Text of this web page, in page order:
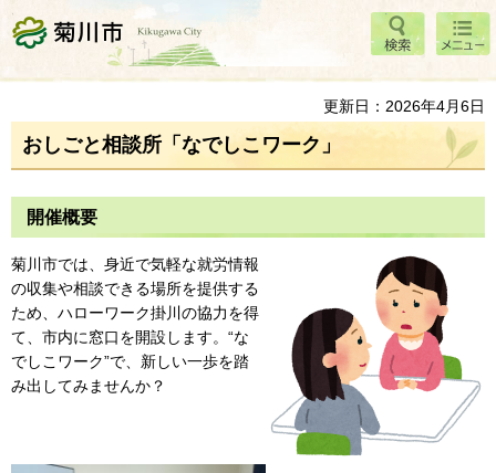
菊川市 検索
メニ
ュー
更新日：2026年4月6日
おしごと相談所「なでしこワーク」
開催概要
菊川市では、身近で気軽な就労情報
の収集や相談できる場所を提供する
ため、ハローワーク掛川の協力を得
て、市内に窓口を開設します。“な
でしこワーク”で、新しい一歩を踏
み出してみませんか？